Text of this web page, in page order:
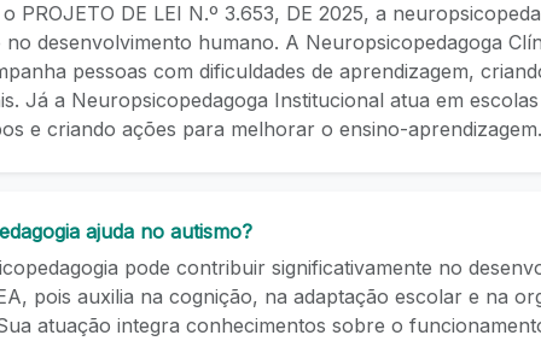
PROJETO DE LEI N.º 3.653, DE 2025, a
no desenvolvimento humano. A Neuropsicopedagoga
pessoas com dificuldades de aprendizagem,
Já a Neuropsicopedagoga Institucional atua em
e criando ações para melhorar o ensino-aprendizagem.
ajuda no autismo?
pode contribuir significativamente no
pois auxilia na cognição, na adaptação escolar e na
atuação integra conhecimentos sobre o